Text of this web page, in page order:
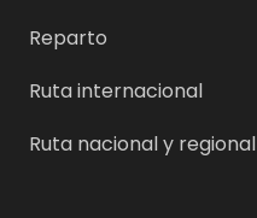
Reparto
Ruta internacional
Ruta nacional y regional